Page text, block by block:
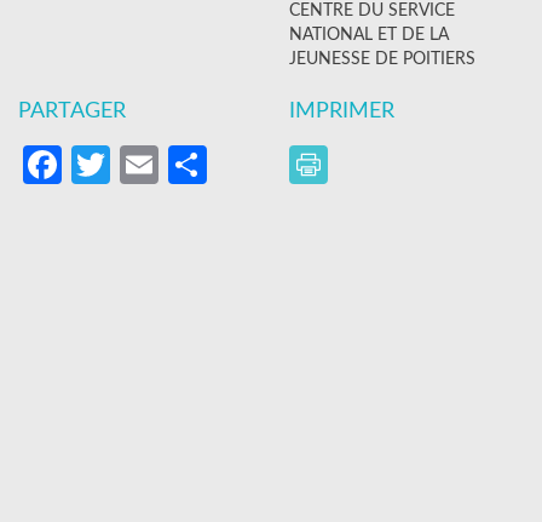
CENTRE DU SERVICE
NATIONAL ET DE LA
JEUNESSE DE POITIERS
PARTAGER
Facebook
Twitter
EmailPartager
IMPRIMER